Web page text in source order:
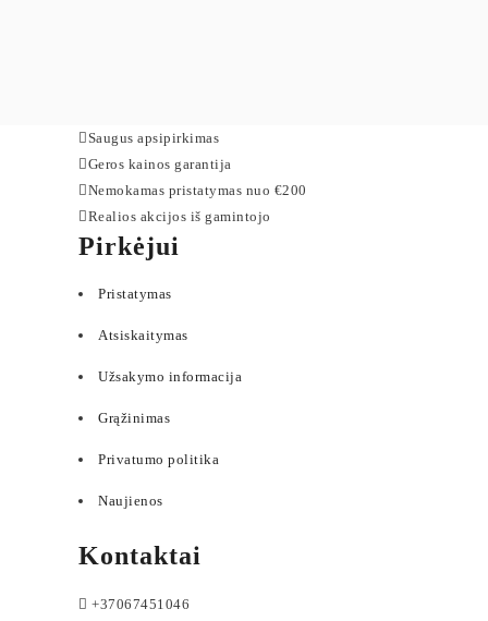
Saugus apsipirkimas
Geros kainos garantija
Nemokamas pristatymas nuo €200
Realios akcijos iš gamintojo
Pirkėjui
Pristatymas
Atsiskaitymas
Užsakymo informacija
Grąžinimas
Privatumo politika
Naujienos
Kontaktai
+37067451046